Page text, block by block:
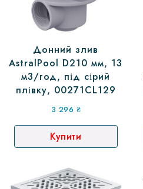
Донний злив
AstralPool D210 мм, 13
м3/год, під сірий
плівку, 00271CL129
3 296 ₴
Купити